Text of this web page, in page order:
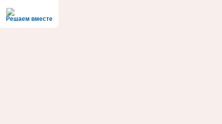
Решаем вместе